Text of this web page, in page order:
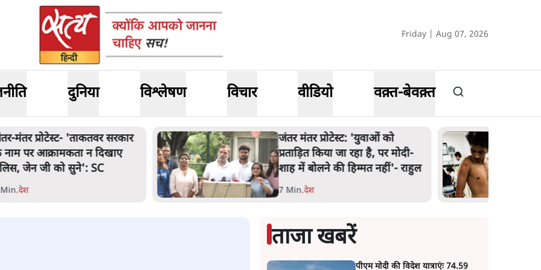
Friday | Aug 07, 2026
दुनिया विश्लेषण विचार वीडियो वक़्त-बेवक़्त
मंतर प्रोटेस्ट: 'युवाओं को
किया जा रहा है, पर मोदी-
में बोलने की हिम्मत नहीं'- राहुल
.देश
पेंटर प्रशांत की दर्दनाक दास्तान- जंतर
मंतर पर पैलेट गन से 5 नहीं, 6 लोग
घायल हुए
6 Min.देश
ताजा खबरें
पीएम मोदी की विदेश यात्राएंः 74.59